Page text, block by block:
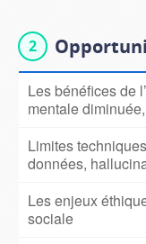
Les bénéfices de
mentale
Limites
données,
Les enjeux
sociale